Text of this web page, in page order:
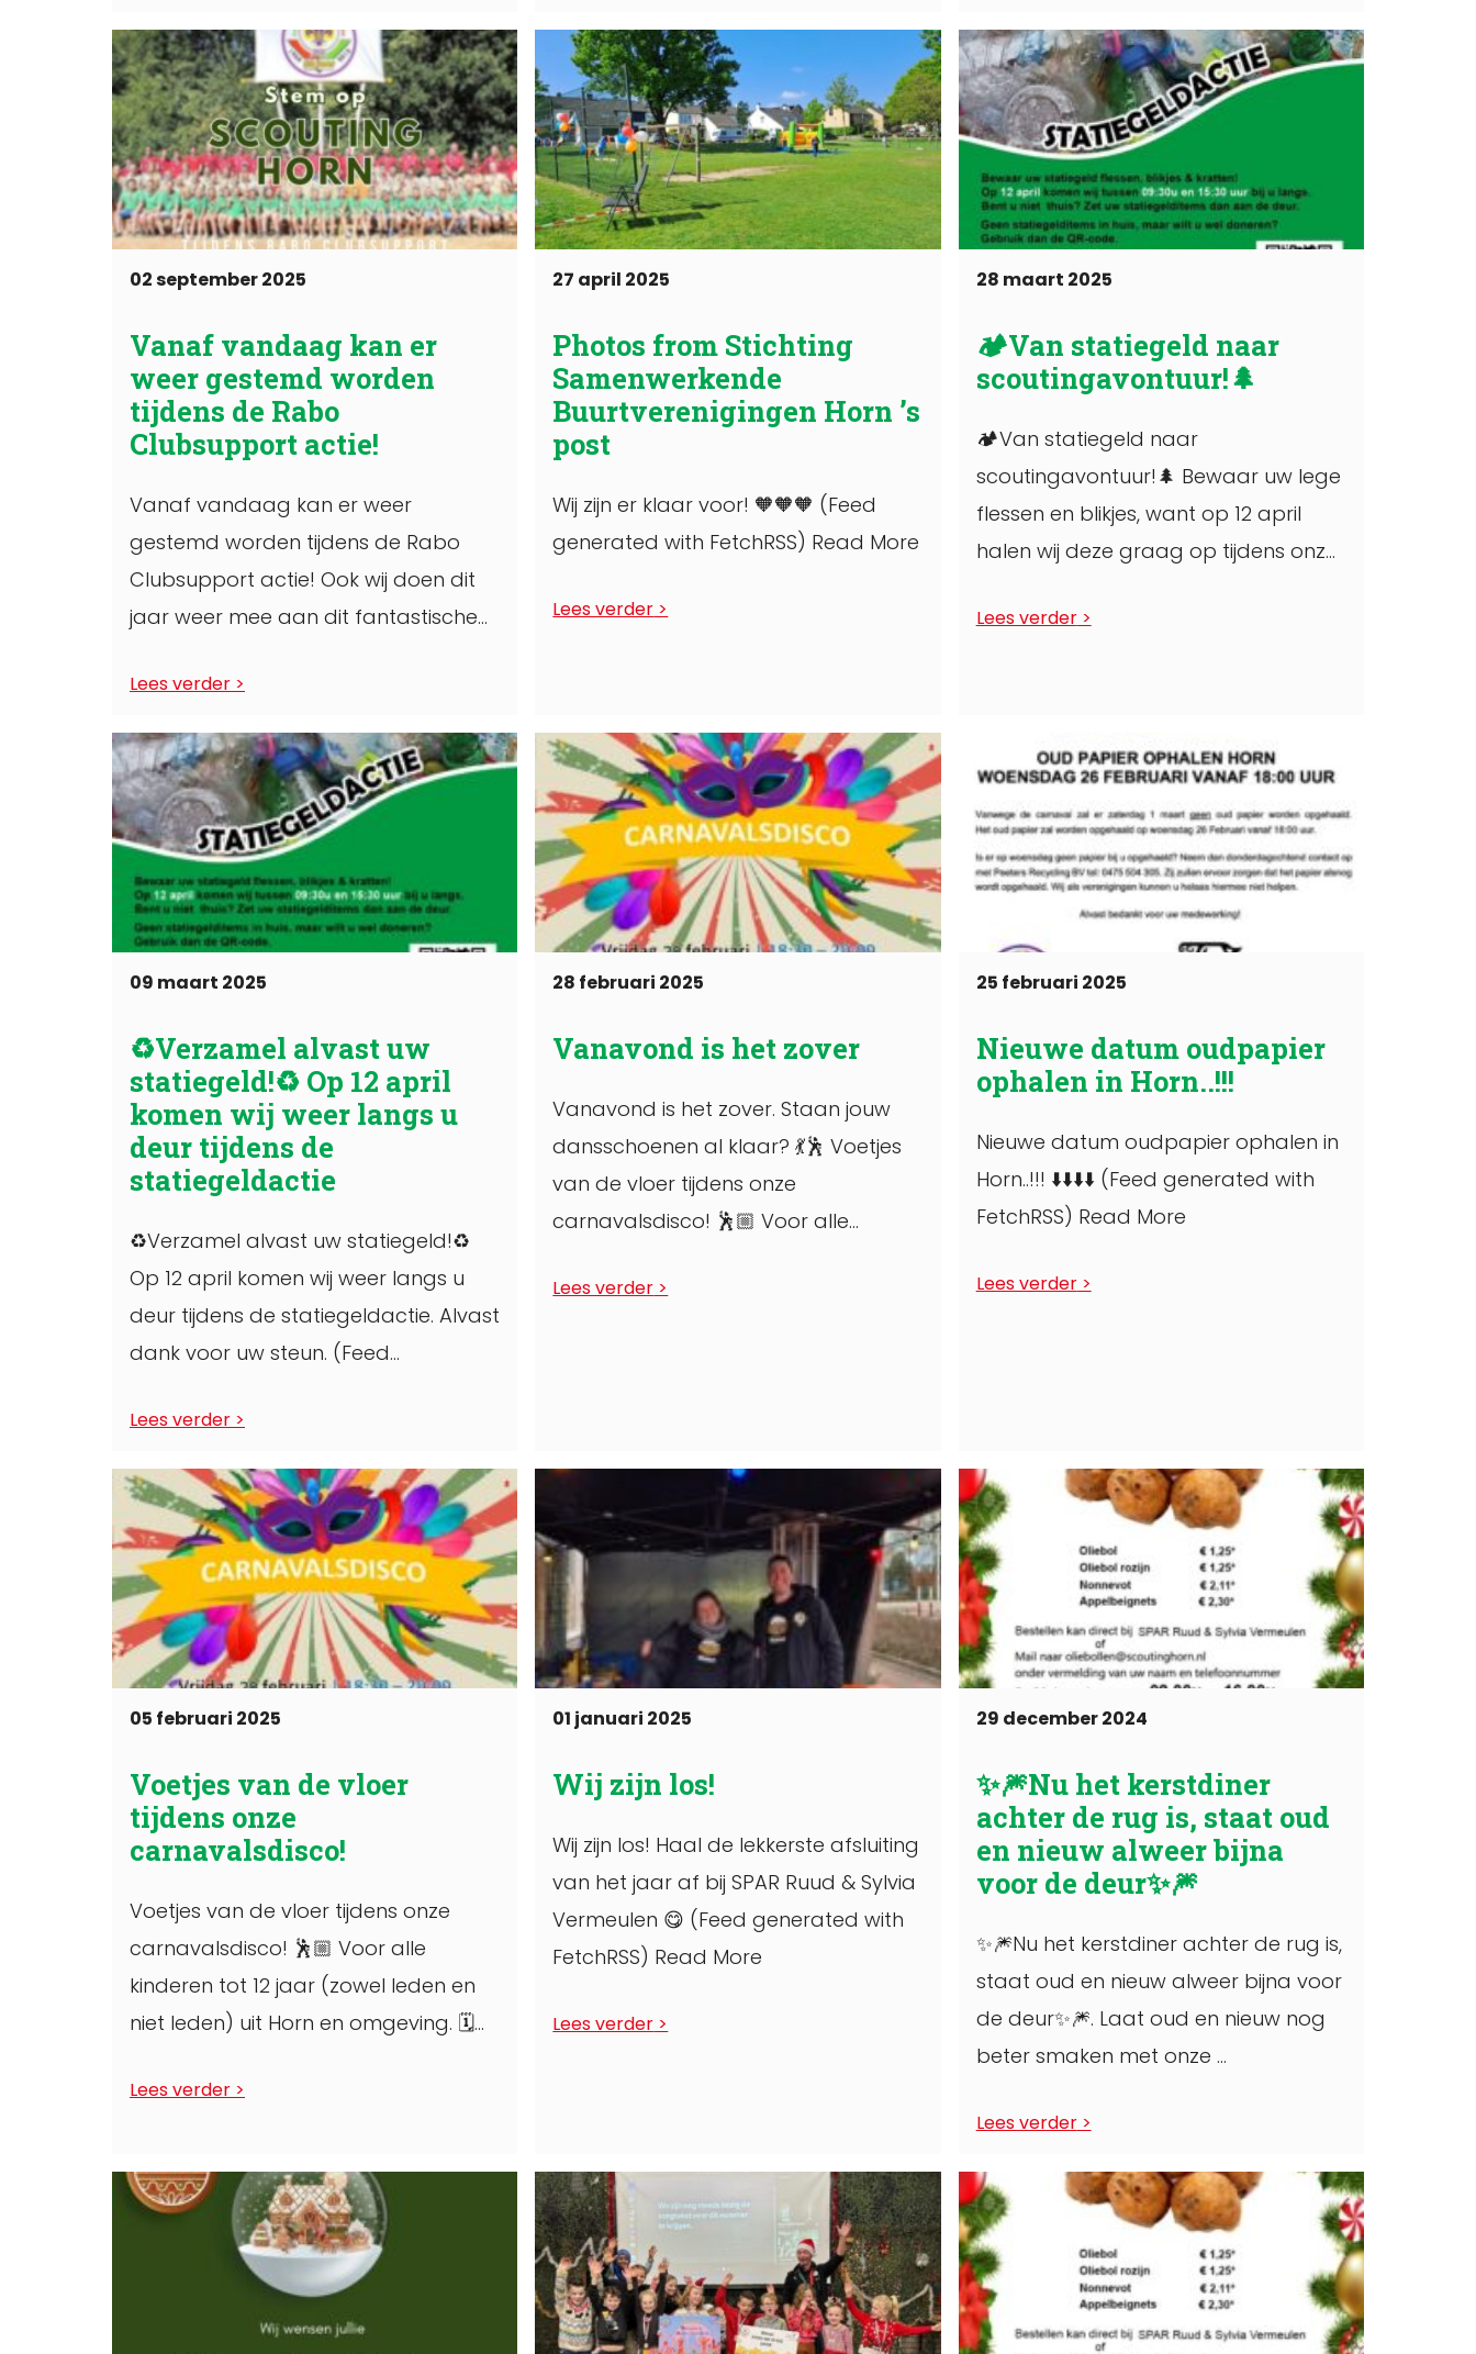
02 september 2025
Vanaf vandaag kan er
weer gestemd worden
tijdens de Rabo
Clubsupport actie!
Vanaf vandaag kan er weer
gestemd worden tijdens de Rabo
Clubsupport actie! Ook wij doen dit
jaar weer mee aan dit fantastische
Lees verder
27 april 2025
Photos from Stichting
Samenwerkende
Buurtverenigingen Horn ’s
post
Wij zijn er klaar voor! 🧡🧡🧡 (Feed
generated with FetchRSS) Read More
Lees verder
28 maart 2025
🏕Van statiegeld naar
scoutingavontuur!🌲
🏕Van statiegeld naar
scoutingavontuur!🌲 Bewaar uw lege
flessen en blikjes, want op 12 april
halen wij deze graag op tijdens onze
doneren? ...
Lees verder
09 maart 2025
♻️Verzamel alvast uw
statiegeld!♻️ Op 12 april
komen wij weer langs u
deur tijdens de
statiegeldactie
♻️Verzamel alvast uw statiegeld!♻️
Op 12 april komen wij weer langs u
deur tijdens de statiegeldactie. Alvast
dank voor uw steun. (Feed
Lees verder
28 februari 2025
Vanavond is het zover
Vanavond is het zover. Staan jouw
dansschoenen al klaar? 💃🕺 Voetjes
van de vloer tijdens onze
carnavalsdisco! 🕺🏼 Voor alle
Lees verder
25 februari 2025
Nieuwe datum oudpapier
ophalen in Horn..!!!
Nieuwe datum oudpapier ophalen in
Horn..!!! ⬇️⬇️⬇️⬇️ (Feed generated with
FetchRSS) Read More
Lees verder
05 februari 2025
Voetjes van de vloer
tijdens onze
carnavalsdisco!
Voetjes van de vloer tijdens onze
carnavalsdisco! 🕺🏼 Voor alle
kinderen tot 12 jaar (zowel leden en
niet leden) uit Horn en omgeving. 🗓
Lees verder
01 januari 2025
Wij zijn los!
Wij zijn los! Haal de lekkerste afsluiting
van het jaar af bij SPAR Ruud & Sylvia
Vermeulen 😋 (Feed generated with
FetchRSS) Read More
Lees verder
29 december 2024
✨️🎆Nu het kerstdiner
achter de rug is, staat oud
en nieuw alweer bijna
voor de deur✨️🎆
✨️🎆Nu het kerstdiner achter de rug is,
staat oud en nieuw alweer bijna voor
de deur✨️🎆. Laat oud en nieuw nog
beter smaken met onze ...
Lees verder